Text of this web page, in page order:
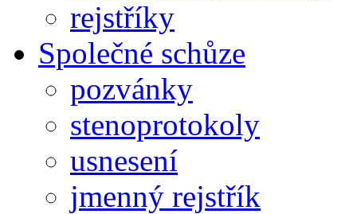
rejstříky
Společné schůze
pozvánky
stenoprotokoly
usnesení
jmenný rejstřík